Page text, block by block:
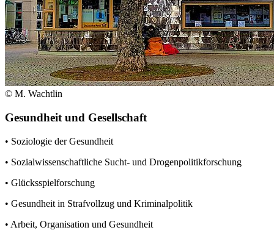
© M. Wachtlin
Gesundheit und Gesellschaft
• Soziologie der Gesundheit
• Sozialwissenschaftliche Sucht- und Drogenpolitikforschung
• Glücksspielforschung
• Gesundheit in Strafvollzug und Kriminalpolitik
• Arbeit, Organisation und Gesundheit